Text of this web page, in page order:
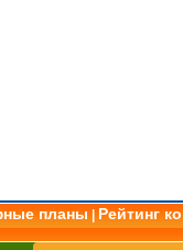
планы
Рейтинг